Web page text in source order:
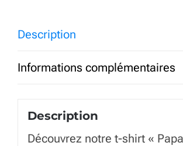
French
Description
Informations complémentaires
Description
Découvrez notre t-shirt «